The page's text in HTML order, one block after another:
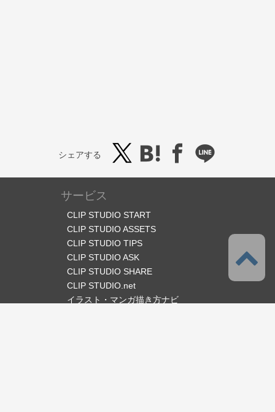
シェアする
サービス
CLIP STUDIO START
CLIP STUDIO ASSETS
CLIP STUDIO TIPS
CLIP STUDIO ASK
CLIP STUDIO SHARE
CLIP STUDIO.net
イラスト・マンガ描き方ナビ